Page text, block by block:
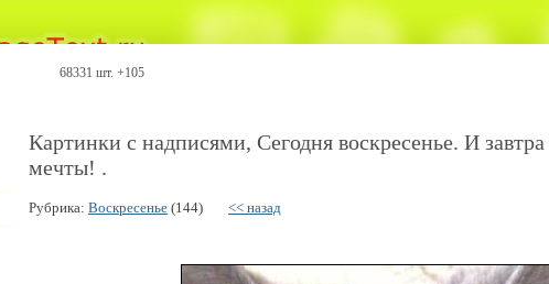
68331 шт. +105
Картинки с надписями, Сегодня воскресенье. И
мечты! .
Рубрика: Воскресенье (144) << назад